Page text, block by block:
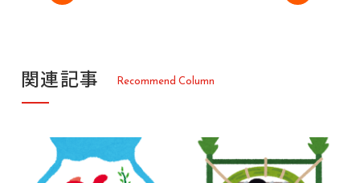
関連記事 Recommend Co lumn